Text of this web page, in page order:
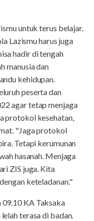
untuk terus belajar.
Lazismu harus juga
hadir di tengah
manusia dan
kehidupan.
peserta dan
agar tetap menjaga
protokol kesehatan,
"Jaga protokol
Tetapi kerumunan
hasanah. Menjaga
ZIS juga. Kita
keteladanan."
09.10 KA Taksaka
terasa di badan.